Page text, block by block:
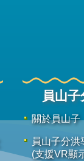
員山子
關於員山子
員山子分洪
(支援VR顯